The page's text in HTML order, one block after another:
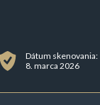
Dátum skenovania:
8. marca 2026